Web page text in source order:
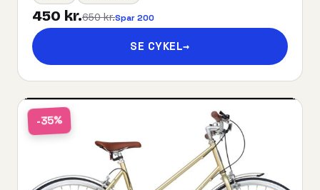
450 kr.650 kr.Spar 200
SE CYKEL→
-35%